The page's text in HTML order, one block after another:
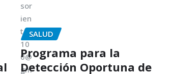
SALUD
Programa para la
Detección Oportuna de